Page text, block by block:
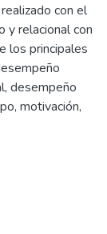
con el
y relacional con
los principales
desempeño
motivación,